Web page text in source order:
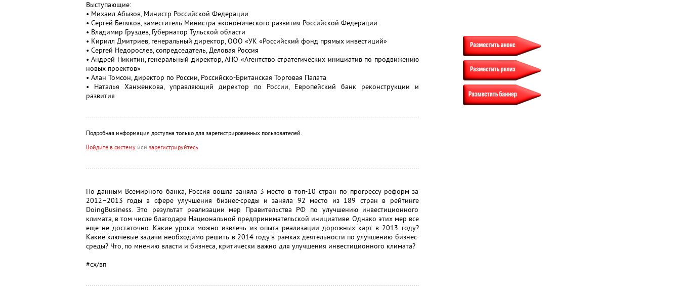
Выступающие:
• Михаил Абызов, Министр Российской Федерации
• Сергей Беляков, заместитель Министра экономического развития Российской Федерации
• Владимир Груздев, Губернатор Тульской области
• Кирилл Дмитриев, генеральный директор, ООО «УК «Российский фонд прямых инвестиций»
• Сергей Недорослев, сопредседатель, Деловая Россия
• Андрей Никитин, генеральный директор, АНО «Агентство стратегических инициатив по продвижению
новых проектов»
• Алан Томсон, директор по России, Российско-Британская Торговая Палата
• Наталья Ханженкова, управляющий директор по России, Европейский банк реконструкции и
развития
Подробная информация доступна только для зарегистрированных пользователей.
Войдите в системуили зарегистрируйтесь
По данным Всемирного банка, Россия вошла заняла 3 место в топ-10 стран по прогрессу реформ за
2012–2013 годы в сфере улучшения бизнес-среды и заняла 92 место из 189 стран в рейтинге
DoingBusiness. Это результат реализации мер Правительства РФ по улучшению инвестиционного
климата, в том числе благодаря Национальной предпринимательской инициативе. Однако этих мер все
еще не достаточно. Какие уроки можно извлечь из опыта реализации дорожных карт в 2013 году?
Какие ключевые задачи необходимо решить в 2014 году в рамках деятельности по улучшению бизнес-
среды? Что, по мнению власти и бизнеса, критически важно для улучшения инвестиционного климата?
#сх/вп